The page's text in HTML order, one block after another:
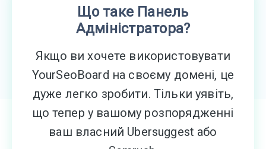
Що таке Панель
Адміністратора?
Якщо ви хочете використовувати
YourSeoBoard на своєму домені, це
дуже легко зробити. Тільки уявіть,
що тепер у вашому розпорядженні
ваш власний Ubersuggest або